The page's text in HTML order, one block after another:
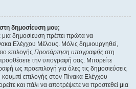
δημοσίευση μου;
δημοσίευση πρέπει πρώτα να
Ελέγχου Μέλους. Μόλις δημιουργηθεί,
επιλογής Προσάρτηση υπογραφής στη
την υπογραφή σας. Μπορείτε
ως προεπιλογή για όλες τις δημοσιεύσεις
επιλογής στον Πίνακα Ελέγχου
και πάλι να αποτρέψετε να προστεθεί μια